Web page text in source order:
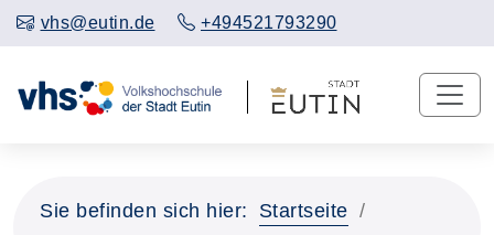
vhs@eutin.de +494521793290
Sie befinden sich hier:
Startseite